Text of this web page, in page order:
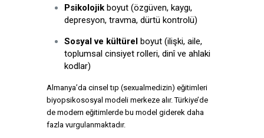
Psikolojik boyut (özgüven, kaygı,
depresyon, travma, dürtü kontrolü)
Sosyal ve kültürel boyut (ilişki, aile,
toplumsal cinsiyet rolleri, dinî ve ahlaki
kodlar)
Almanya’da cinsel tıp (sexualmedizin) eğitimleri
biyopsikososyal modeli merkeze alır. Türkiye’de
de modern eğitimlerde bu model giderek daha
fazla vurgulanmaktadır.